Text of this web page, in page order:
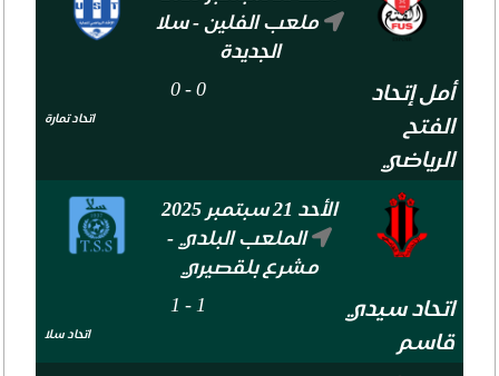
ملعب الفلين - سلا
الجديدة
أمل إتحاد
الفتح
الرياضي
0
-
0
اتحاد تمارة
الأحد 21 سبتمبر 2025
الملعب البلدي -
مشرع بلقصيري
اتحاد سيدي
قاسم
1
-
1
اتحاد سلا